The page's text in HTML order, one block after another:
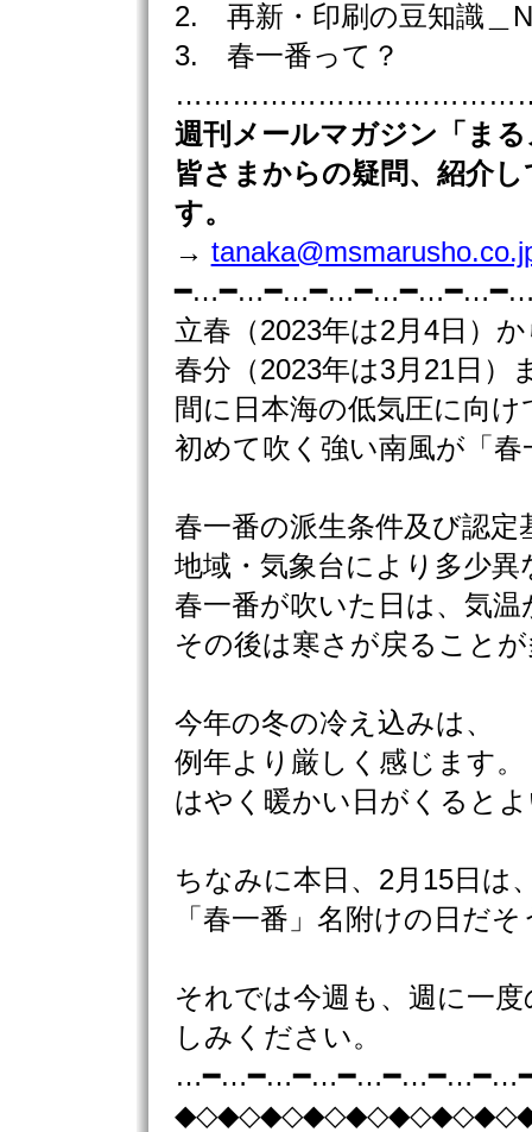
2. 再新・印刷の豆知識＿
3. 春一番って？
週刊 メールマガジン「ま
皆さまからの疑問、紹介
す。
→
立春（2023年は2月4日）
春分（2023年は3月21日）
間に日本海の低気圧に向け
初めて吹く強い南風が「春
春一番の派生条件及び認定
地域・気象台により多少
春一番が吹いた日は、気温
その後は寒さが戻ること
今年の冬の冷え込みは、
例年より厳しく感じます。
はやく暖かい日がくると
ちなみに本日、2月15日は
「春一番」名附けの日だ
それでは今週も、週に一
しみください。